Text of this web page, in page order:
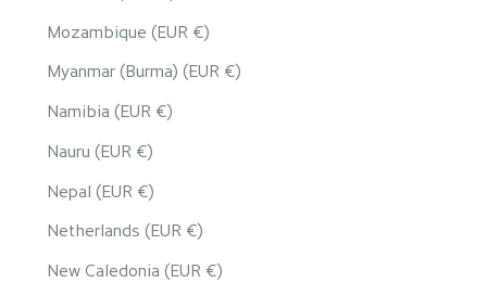
Mozambique (EUR €)
Myanmar (Burma) (EUR €)
Namibia (EUR €)
Nauru (EUR €)
Nepal (EUR €)
Netherlands (EUR €)
New Caledonia (EUR €)